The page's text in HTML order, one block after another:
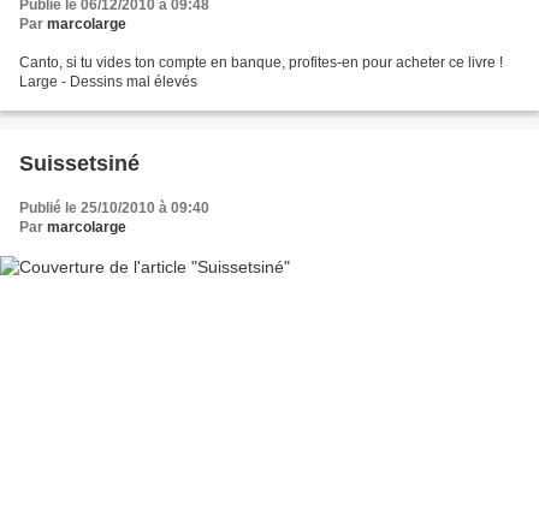
Publié le 06/12/2010 à 09:48
Par marcolarge
Canto, si tu vides ton compte en banque, profites-en pour acheter ce livre !
Large - Dessins mal élevés
Suissetsiné
Publié le 25/10/2010 à 09:40
Par marcolarge